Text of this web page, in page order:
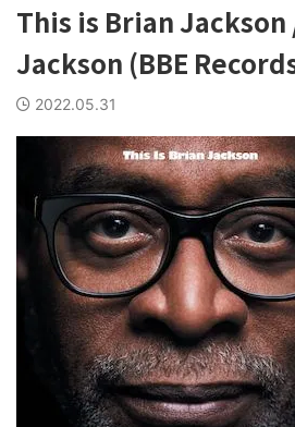
This is Brian Jackson
Jackson (BBE
2022.05.31